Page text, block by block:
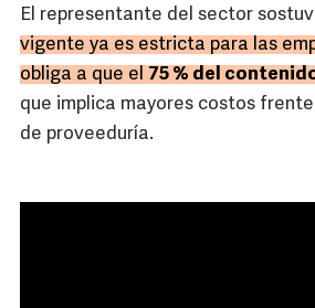
El representante del sector
vigente ya es estricta para las
obliga a que el 75 % del
que implica mayores costos
de proveeduría.